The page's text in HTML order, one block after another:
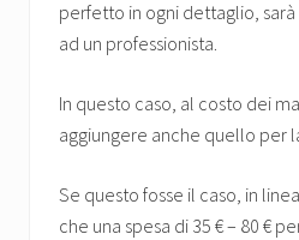
perfetto in ogni dettaglio,
ad un professionista.
In questo caso, al costo dei
aggiungere anche quello per
Se questo fosse il caso, in
che una spesa di 35 € – 80 €